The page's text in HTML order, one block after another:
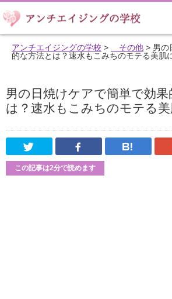
アンチエイジングの学校 > その他 > 男の
的な方法とは？速水もこみちのモテる美肌
男の日焼けケアで簡単で効果
は？速水もこみちのモテる美
Twitter Facebook
この記事は2分で読めます